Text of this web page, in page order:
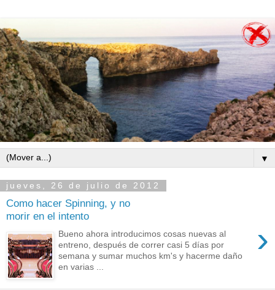
▼
jueves, 26 de julio de 2012
Como hacer Spinning, y no
morir en el intento
›
Bueno ahora introducimos cosas nuevas al
entreno, después de correr casi 5 días por
semana y sumar muchos km's y hacerme daño
en varias ...